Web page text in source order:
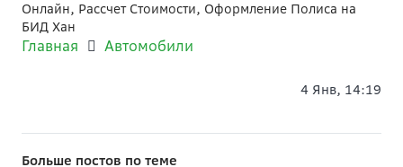
Онлайн, Рассчет Стоимости, Оформление Полиса на
БИД Хан
Главная Автомобили
4 Янв, 14:19
Больше постов по теме